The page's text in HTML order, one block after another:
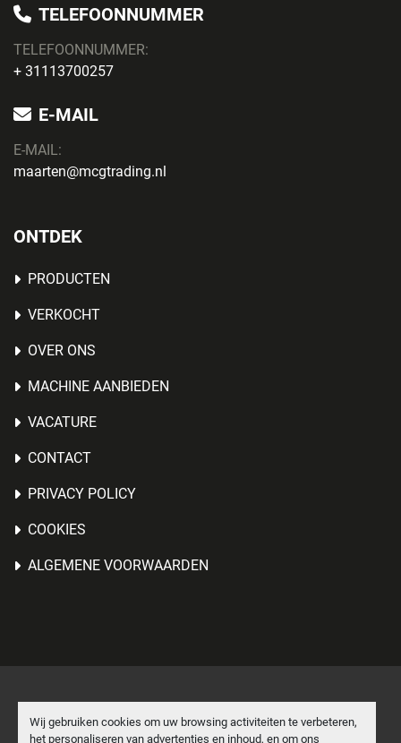
Wij gebruiken cookies om uw browsing activiteiten te verbeteren,
het personaliseren van advertenties en inhoud, en om ons
TELEFOONNUMMER
TELEFOONNUMMER:
+ 31113700257
E-MAIL
E-MAIL:
maarten@mcgtrading.nl
ONTDEK
PRODUCTEN
VERKOCHT
OVER ONS
MACHINE AANBIEDEN
VACATURE
CONTACT
PRIVACY POLICY
COOKIES
ALGEMENE VOORWAARDEN
Cookies beheren